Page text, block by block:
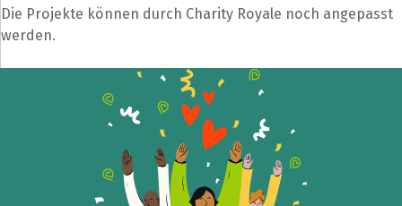
Die Projekte können durch Charity Royale noch angepasst
werden.